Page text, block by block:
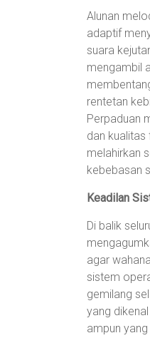
Alunan
adaptif
suara
mengambil
rentetan
Perpaduan
dan kualitas
melahirkan
kebebasan
Keadilan
Di balik
agar
sistem
gemilang
yang
ampun